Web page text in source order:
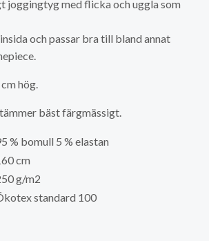
joggingtyg med flicka och uggla som
och passar bra till bland annat
hög.
bäst färgmässigt.
% bomull 5 % elastan
cm
g/m2
standard 100